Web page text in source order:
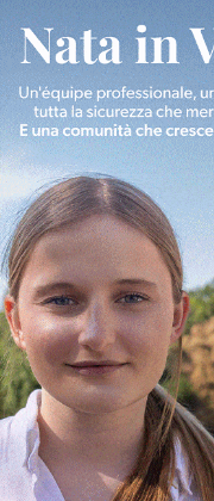
Il Terranuova
allo “Zecchini” di
Grosseto per una
amichevole
Calcio 7 Agosto 2026
In Vetrina